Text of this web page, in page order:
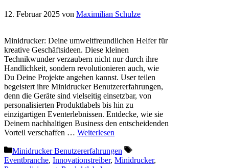
12. Februar 2025 von Maximilian Schulze
Minidrucker: Deine umweltfreundlichen Helfer für
kreative Geschäftsideen. Diese kleinen
Technikwunder verzaubern nicht nur durch ihre
Handlichkeit, sondern revolutionieren auch, wie
Du Deine Projekte angehen kannst. User teilen
begeistert ihre Minidrucker Benutzererfahrungen,
denn die Geräte sind vielseitig einsetzbar, von
personalisierten Produktlabels bis hin zu
einzigartigen Eventerlebnissen. Entdecke, wie sie
Deinem nachhaltigen Business den entscheidenden
Vorteil verschaffen … Weiterlesen
Kategorien
Minidrucker Benutzererfahrungen
Schlagwörter
Eventbranche, Innovationstreiber, Minidrucker,